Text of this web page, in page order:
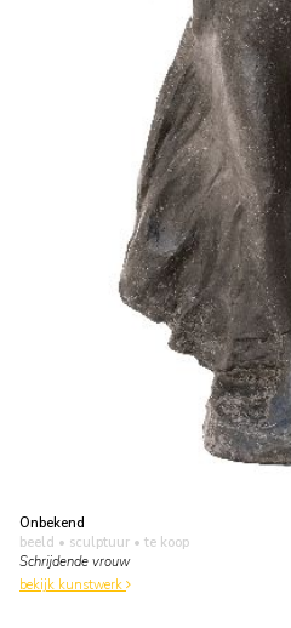
Onbekend
beeld • sculptuur • te koop
Schrijdende vrouw
bekijk kunstwerk